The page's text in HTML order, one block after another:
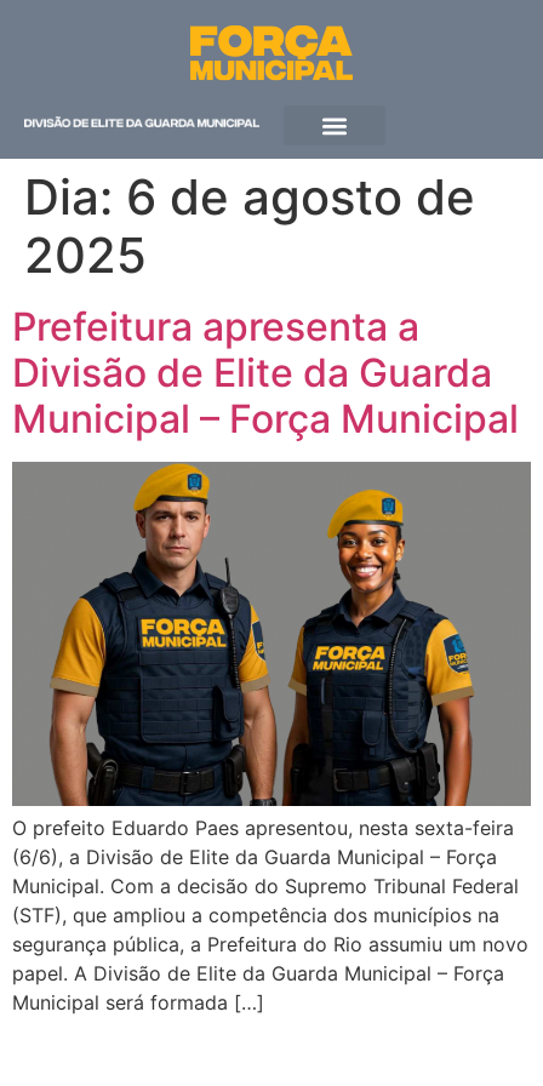
Dia: 6 de agosto de
2025
Prefeitura apresenta a
Divisão de Elite da Guarda
Municipal – Força Municipal
O prefeito Eduardo Paes apresentou, nesta sexta-feira
(6/6), a Divisão de Elite da Guarda Municipal – Força
Municipal. Com a decisão do Supremo Tribunal Federal
(STF), que ampliou a competência dos municípios na
segurança pública, a Prefeitura do Rio assumiu um novo
papel. A Divisão de Elite da Guarda Municipal – Força
Municipal será formada […]